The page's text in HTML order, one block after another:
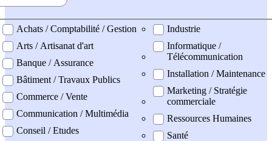
professionel
Achats / Comptabilité / Gestion
Arts / Artisanat d'art
Banque / Assurance
Bâtiment / Travaux Publics
Commerce / Vente
Communication / Multimédia
Conseil / Etudes
Industrie
Informatique /
Télécommunication
Installation / Maintenance
Marketing / Stratégie
commerciale
Ressources Humaines
Santé